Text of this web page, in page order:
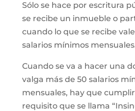
Sólo se hace por escritura
se recibe un inmueble o
cuando lo que se recibe
salarios mínimos
Cuando se va a hacer una
valga más de 50 salarios
mensuales, hay que
requisito que se llama